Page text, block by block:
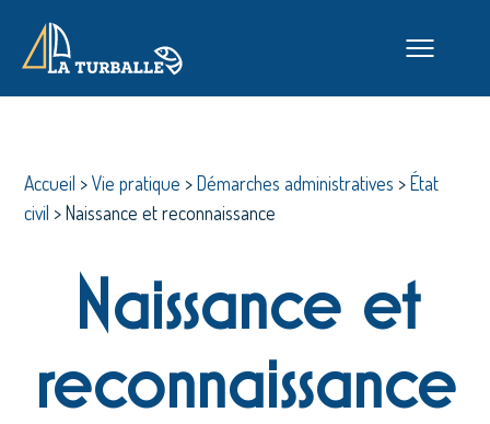
Accueil >Vie pratique >Démarches administratives >État
civil >Naissance et reconnaissance
Naissance et
reconnaissance